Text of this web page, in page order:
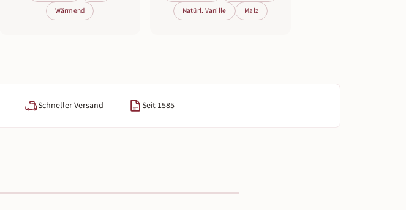
Wärmend
Natürl. Vanille
Malz
Schneller Versand Seit 1585